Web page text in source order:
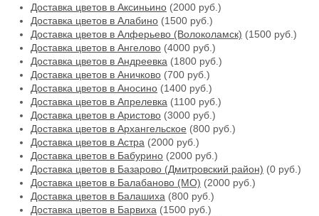
Доставка цветов в Аксиньино (2000 руб.)
Доставка цветов в Алабино (1500 руб.)
Доставка цветов в Алферьево (Волоколамск) (1500 руб.)
Доставка цветов в Ангелово (4000 руб.)
Доставка цветов в Андреевка (1800 руб.)
Доставка цветов в Аничково (700 руб.)
Доставка цветов в Аносино (1400 руб.)
Доставка цветов в Апрелевка (1100 руб.)
Доставка цветов в Аристово (3000 руб.)
Доставка цветов в Архангельское (800 руб.)
Доставка цветов в Астра (2000 руб.)
Доставка цветов в Бабурино (2000 руб.)
Доставка цветов в Базарово (Дмитровский район) (0 руб.)
Доставка цветов в Балабаново (МО) (2000 руб.)
Доставка цветов в Балашиха (800 руб.)
Доставка цветов в Барвиха (1500 руб.)